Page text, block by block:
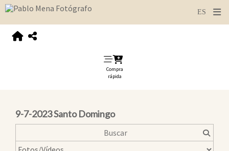
Compra
rápida
9-7-2023 Santo Domingo